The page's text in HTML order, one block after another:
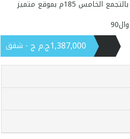
شقه بالاندلس عمارات بالتجمع الخامس 185م بموقع متميز
1,387,000ج.م ج - شقق